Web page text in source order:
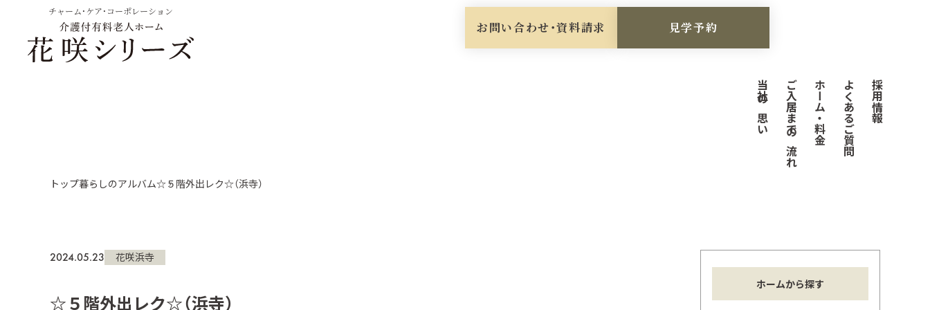
チャーム・ケア・コーポレーション
お問い合わせ・資料請求 見学予約
当社の思い ご入居までの流れ ホーム・料金 よくあるご質問 採用情報
トップ暮らしのアルバム☆５階外出レク☆（浜寺）
2024.05.23 花咲浜寺
☆５階外出レク☆（浜寺）
ホームから探す